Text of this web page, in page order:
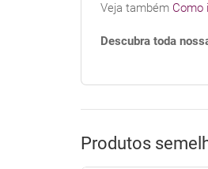
Veja também Como
Descubra toda
Produtos